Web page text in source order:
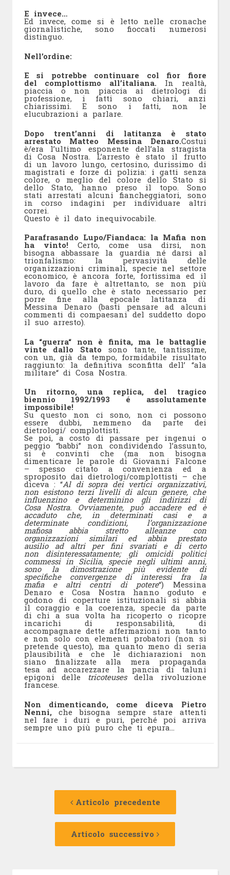
E invece…
Ed invece, come si è letto nelle cronache
giornalistiche, sono fioccati numerosi
distinguo.
Nell’ordine:
E si potrebbe continuare col fior fiore
del complottismo all’italiana. In realtà,
piaccia o non piaccia ai dietrologi di
professione, i fatti sono chiari, anzi
chiarissimi. E sono i fatti, non le
elucubrazioni a parlare.
Dopo trent’anni di latitanza è stato
arrestato Matteo Messina Denaro.Costui
è/era l’ultimo esponente dell’ala stragista
di Cosa Nostra. L’arresto è stato il frutto
di un lavoro lungo, certosino, durissimo di
magistrati e forze di polizia: i gatti senza
colore, o meglio del colore dello Stato si
dello Stato, hanno preso il topo. Sono
stati arrestati alcuni fiancheggiatori, sono
in corso indagini per individuare altri
correi.
Questo è il dato inequivocabile.
Parafrasando Lupo/Fiandaca: la Mafia non
ha vinto!Certo, come usa dirsi, non
bisogna abbassare la guardia né darsi al
trionfalismo: la pervasività delle
organizzazioni criminali, specie nel settore
economico, è ancora forte, fortissima ed il
lavoro da fare è altrettanto, se non più
duro, di quello che è stato necessario per
porre fine alla epocale latitanza di
Messina Denaro (basti pensare ad alcuni
commenti di compaesani del suddetto dopo
il suo arresto).
La “guerra“ non è finita, ma le battaglie
vinte dallo Stato sono tante, tantissime,
con un, già da tempo, formidabile risultato
raggiunto: la definitiva sconfitta dell’ “ala
militare“ di Cosa Nostra.
Un ritorno, una replica, del tragico
biennio 1992/1993 é assolutamente
impossibile!
Su questo non ci sono, non ci possono
essere dubbi, nemmeno da parte dei
dietrologi/ complottisti.
Se poi, a costo di passare per ingenui o
peggio “babbi” non condividendo l’assunto,
si è convinti che (ma non bisogna
dimenticare le parole di Giovanni Falcone
– spesso citato a convenienza ed a
sproposito dai dietrologi/complottisti – che
diceva : “Al di sopra dei vertici organizzativi,
non esistono terzi livelli di alcun genere, che
influenzino e determinino gli indirizzi di
Cosa Nostra. Ovviamente, può accadere ed è
accaduto che, in determinati casi e a
determinate condizioni, l’organizzazione
mafiosa abbia stretto alleanze con
organizzazioni similari ed abbia prestato
ausilio ad altri per fini svariati e di certo
non disinteressatamente; gli omicidi politici
commessi in Sicilia, specie negli ultimi anni,
sono la dimostrazione più evidente di
specifiche convergenze di interessi fra la
mafia e altri centri di potere“) Messina
Denaro e Cosa Nostra hanno goduto e
godono di coperture istituzionali si abbia
il coraggio e la coerenza, specie da parte
di chi a sua volta ha ricoperto o ricopre
incarichi di responsabilità, di
accompagnare dette affermazioni non tanto
e non solo con elementi probatori (non si
pretende questo), ma quanto meno di seria
plausibilità e che le dichiarazioni non
siano finalizzate alla mera propaganda
tesa ad accarezzare la pancia di taluni
epigoni delle tricoteusesdella rivoluzione
francese.
Non dimenticando, come diceva Pietro
Nenni,che bisogna sempre stare attenti
nel fare i duri e puri, perché poi arriva
sempre uno più puro che ti epura…
Navigazione
Articolo precedente
Articolo
Articolo successivo
Articolo